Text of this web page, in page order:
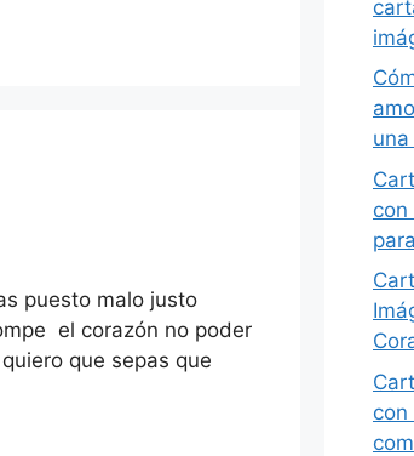
puesto malo justo
el corazón no poder
que sepas que
con
con